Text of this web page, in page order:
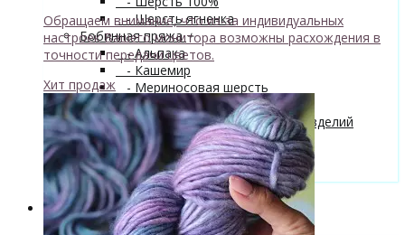
- Шерсть ягненка
Бобинная пряжа+
- Альпака
- Кашемир
- Мериносовая шерсть
- Пряжа с кид мохером
Мастер-классы и описания вязаных изделий
Инструменты и аксессуары+
- Конусы для пряжи
Одежда TieDye
Блог о вязании
Обращаем внимание, что из-за индивидуальных
настроек Вашего монитора возможны расхождения в
точности передачи цветов.
Хит продаж